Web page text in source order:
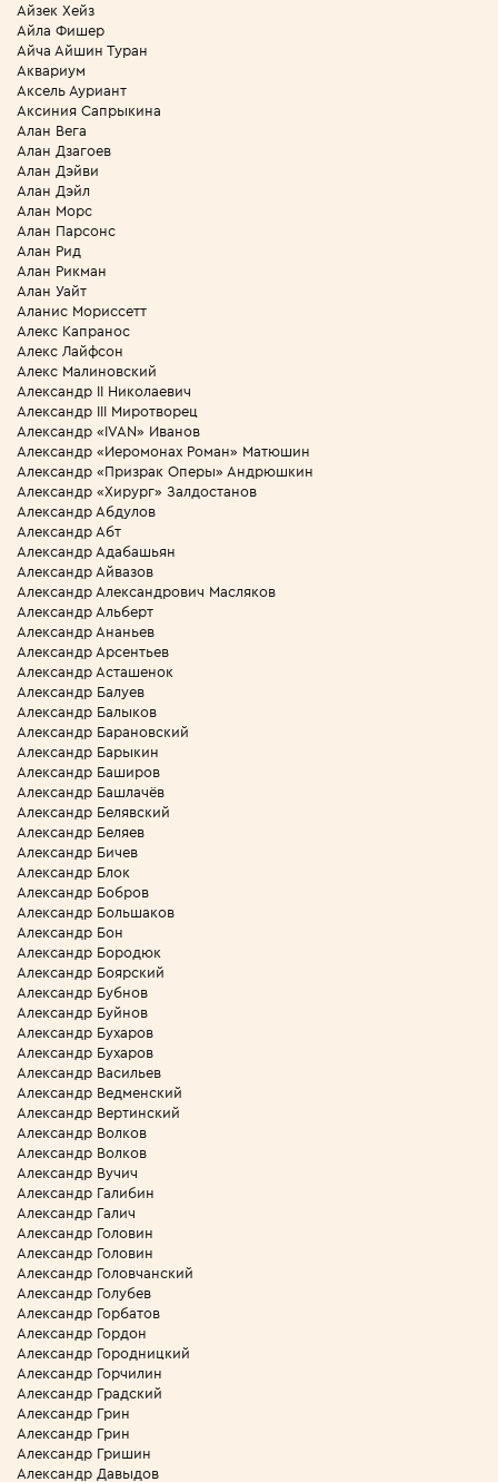
Айзек Хейз
Айла Фишер
Айча Айшин Туран
Аквариум
Аксель Ауриант
Аксиния Сапрыкина
Алан Вега
Алан Дзагоев
Алан Дэйви
Алан Дэйл
Алан Морс
Алан Парсонс
Алан Рид
Алан Рикман
Алан Уайт
Аланис Мориссетт
Алекс Капранос
Алекс Лайфсон
Алекс Малиновский
Александр II Николаевич
Александр III Миротворец
Александр «IVAN» Иванов
Александр «Иеромонах Роман» Матюшин
Александр «Призрак Оперы» Андрюшкин
Александр «Хирург» Залдостанов
Александр Абдулов
Александр Абт
Александр Адабашьян
Александр Айвазов
Александр Александрович Масляков
Александр Альберт
Александр Ананьев
Александр Арсентьев
Александр Асташенок
Александр Балуев
Александр Балыков
Александр Барановский
Александр Барыкин
Александр Баширов
Александр Башлачёв
Александр Белявский
Александр Беляев
Александр Бичев
Александр Блок
Александр Бобров
Александр Большаков
Александр Бон
Александр Бородюк
Александр Боярский
Александр Бубнов
Александр Буйнов
Александр Бухаров
Александр Бухаров
Александр Васильев
Александр Ведменский
Александр Вертинский
Александр Волков
Александр Волков
Александр Вучич
Александр Галибин
Александр Галич
Александр Головин
Александр Головин
Александр Головчанский
Александр Голубев
Александр Горбатов
Александр Гордон
Александр Городницкий
Александр Горчилин
Александр Градский
Александр Грин
Александр Грин
Александр Гришин
Александр Давыдов